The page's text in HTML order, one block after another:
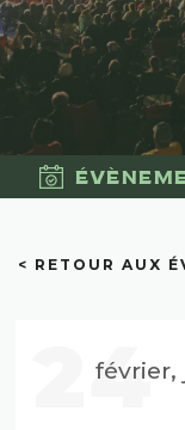
< RETOUR AUX
24
février,